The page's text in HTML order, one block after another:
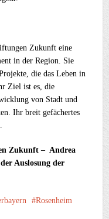
Zukunft eine
in der Region. Sie
die das Leben in
Ziel ist es, die
von Stadt und
Ihr breit gefächertes
Zukunft – Andrea
Auslosung der
Rosenheim